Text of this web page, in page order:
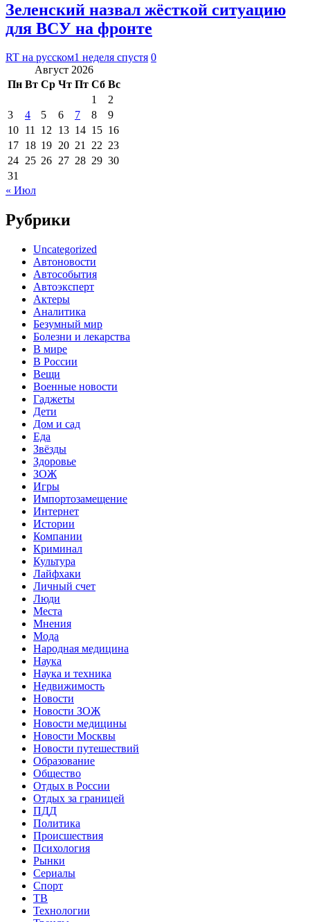
Зеленский назвал жёсткой ситуацию
для ВСУ на фронте
RT на русском1 неделя спустя 0
Август 2026
Пн Вт Ср Чт Пт Сб Вс
1
2
3
4 5 6 7 8
9
10 11 12 13 14 15 16
17 18 19 20 21 22 23
24 25 26 27 28 29 30
31
« Июл
Рубрики
Uncategorized
Автоновости
Автособытия
Автоэксперт
Актеры
Аналитика
Безумный мир
Болезни и лекарства
В мире
В России
Вещи
Военные новости
Гаджеты
Дети
Дом и сад
Еда
Звёзды
Здоровье
ЗОЖ
Игры
Импортозамещение
Интернет
Истории
Компании
Криминал
Культура
Лайфхаки
Личный счет
Люди
Места
Мнения
Мода
Народная медицина
Наука
Наука и техника
Недвижимость
Новости
Новости ЗОЖ
Новости медицины
Новости Москвы
Новости путешествий
Образование
Общество
Отдых в России
Отдых за границей
ПДД
Политика
Происшествия
Психология
Рынки
Сериалы
Спорт
ТВ
Технологии